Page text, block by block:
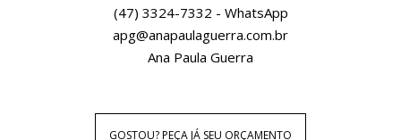
(47) 3324-7332 - WhatsApp
apg@anapaulaguerra.com.br
Ana Paula Guerra
GOSTOU? PEÇA JÁ SEU ORÇAMENTO